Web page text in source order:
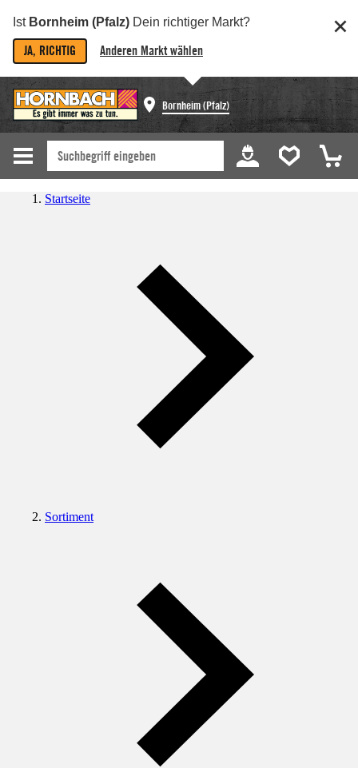
Ist Bornheim (Pfalz) Dein richtiger Markt?
JA, RICHTIG Anderen Markt wählen
Bornheim (Pfalz)
Startseite
Sortiment